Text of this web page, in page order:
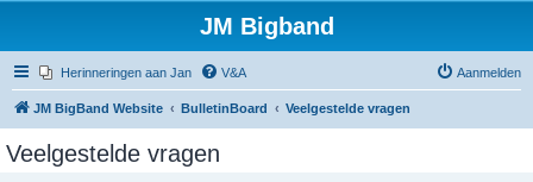
JM Bigband
Herinneringen aan Jan V&A Aanmelden
JM BigBand Website BulletinBoard Veelgestelde vragen
Veelgestelde vragen